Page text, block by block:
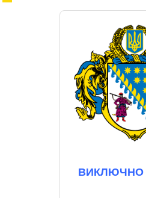
ВИКЛЮЧНО